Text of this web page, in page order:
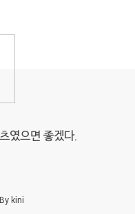
였으면 좋겠다.
kini